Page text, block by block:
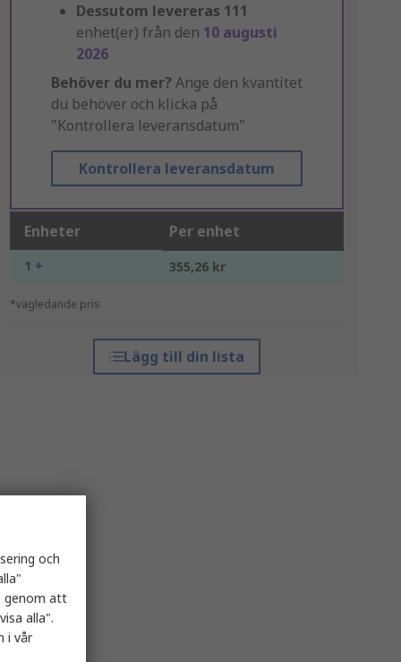
Dessutom levereras 111
enhet(er) från den 10 augusti
2026
Behöver du mer? Ange den kvantitet
du behöver och klicka på
"Kontrollera leveransdatum"
Kontrollera leveransdatum
Enheter Per enhet
1 + 355,26 kr
*vägledande pris
Lägg till din lista
och
genom att
alla".
i vår